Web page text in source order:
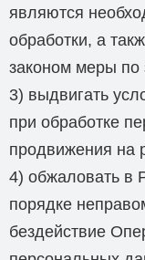
являются
обработки, а
законом меры по
3) выдвигать
при обработке
продвижения на
4) обжаловать в
порядке
бездействие